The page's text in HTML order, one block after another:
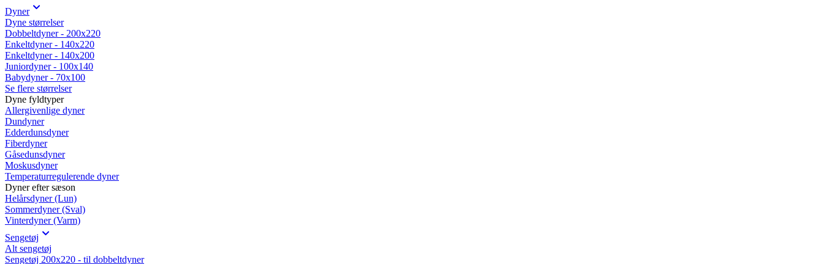
Dyner
Dyne størrelser
Dobbeltdyner - 200x220
Enkeltdyner - 140x220
Enkeltdyner - 140x200
Juniordyner - 100x140
Babydyner - 70x100
Se flere størrelser
Dyne fyldtyper
Allergivenlige dyner
Dundyner
Edderdunsdyner
Fiberdyner
Gåsedunsdyner
Moskusdyner
Temperaturregulerende dyner
Dyner efter sæson
Helårsdyner (Lun)
Sommerdyner (Sval)
Vinterdyner (Varm)
Sengetøj
Alt sengetøj
Sengetøj 200x220 - til dobbeltdyner